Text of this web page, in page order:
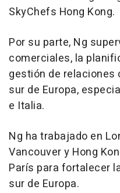
SkyChefs Hong Kong.
Por su parte, Ng
comerciales, la
gestión de relaciones
sur de Europa,
e Italia.
Ng ha trabajado en
Vancouver y Hong
París para fortalecer
sur de Europa.